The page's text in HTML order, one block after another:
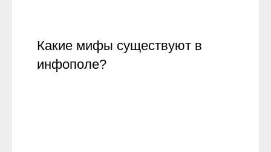
Какие мифы существуют в
инфополе?